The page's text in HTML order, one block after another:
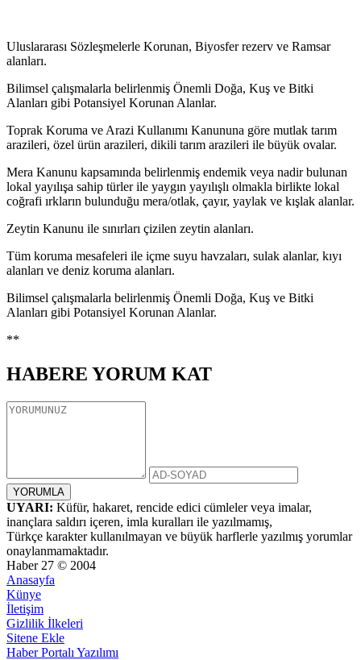
Uluslararası Sözleşmelerle Korunan, Biyosfer rezerv ve Ramsar
alanları.
Bilimsel çalışmalarla belirlenmiş Önemli Doğa, Kuş ve Bitki
Alanları gibi Potansiyel Korunan Alanlar.
Toprak Koruma ve Arazi Kullanımı Kanununa göre mutlak tarım
arazileri, özel ürün arazileri, dikili tarım arazileri ile büyük ovalar.
Mera Kanunu kapsamında belirlenmiş endemik veya nadir bulunan
lokal yayılışa sahip türler ile yaygın yayılışlı olmakla birlikte lokal
coğrafi ırkların bulunduğu mera/otlak, çayır, yaylak ve kışlak alanlar.
Zeytin Kanunu ile sınırları çizilen zeytin alanları.
Tüm koruma mesafeleri ile içme suyu havzaları, sulak alanlar, kıyı
alanları ve deniz koruma alanları.
Bilimsel çalışmalarla belirlenmiş Önemli Doğa, Kuş ve Bitki
Alanları gibi Potansiyel Korunan Alanlar.
**
HABERE YORUM KAT
UYARI: Küfür, hakaret, rencide edici cümleler veya imalar,
inançlara saldırı içeren, imla kuralları ile yazılmamış,
Türkçe karakter kullanılmayan ve büyük harflerle yazılmış yorumlar
onaylanmamaktadır.
Haber 27 © 2004
Anasayfa
Künye
İletişim
Gizlilik İlkeleri
Sitene Ekle
Haber Portalı Yazılımı